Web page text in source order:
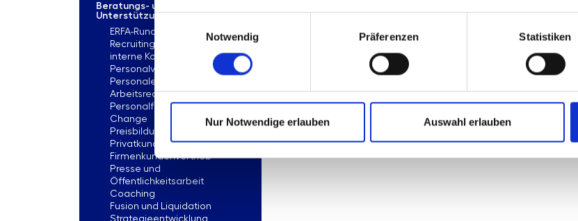
Einwilligungsauswahl
Notwendig
Präferenzen Statistiken
Nur Notwendige erlauben Auswahl erlauben
Beratungs- und
Unterstützungsleistungen
ERFA-Runde
Recruiting
interne Kommunikation
Personalverwaltung
Personalentwicklung
Arbeitsrecht
Personalführung
Change
Preisbildung
Privatkundenvertrieb
Firmenkundenvertrieb
Presse und
Öffentlichkeitsarbeit
Coaching
Fusion und Liquidation
Strategieentwicklung